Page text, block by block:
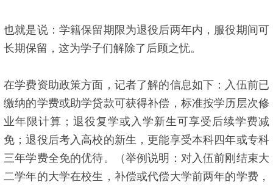
也就是说：学籍保留期限为退役后两年内，服役期间可
长期保留，这为学子们解除了后顾之忧。
在学费资助政策方面，记者了解的信息如下：入伍前已
缴纳的学费或助学贷款可获得补偿，标准按学历层次修
业年限计算；退役复学或入学新生可享受后续学费减
免；退役后考入高校的新生，更能享受本科四年或专科
三年学费全免的优待。（举例说明：对入伍前刚结束大
二学年的大学在校生，补偿或代偿大学前两年的学费，